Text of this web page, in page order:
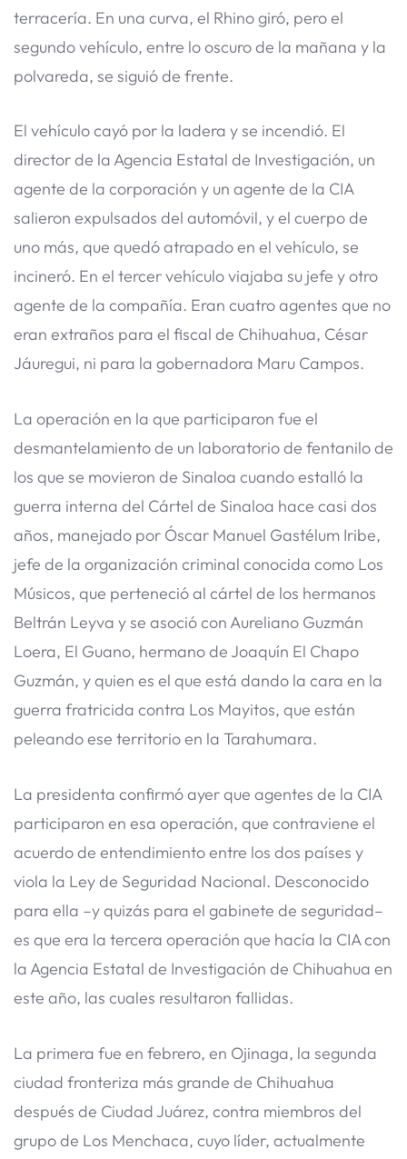
terracería. En una curva, el Rhino giró, pero el
segundo vehículo, entre lo oscuro de la mañana y la
polvareda, se siguió de frente.
El vehículo cayó por la ladera y se incendió. El
director de la Agencia Estatal de Investigación, un
agente de la corporación y un agente de la CIA
salieron expulsados del automóvil, y el cuerpo de
uno más, que quedó atrapado en el vehículo, se
incineró. En el tercer vehículo viajaba su jefe y otro
agente de la compañía. Eran cuatro agentes que no
eran extraños para el fiscal de Chihuahua, César
Jáuregui, ni para la gobernadora Maru Campos.
La operación en la que participaron fue el
desmantelamiento de un laboratorio de fentanilo de
los que se movieron de Sinaloa cuando estalló la
guerra interna del Cártel de Sinaloa hace casi dos
años, manejado por Óscar Manuel Gastélum Iribe,
jefe de la organización criminal conocida como Los
Músicos, que perteneció al cártel de los hermanos
Beltrán Leyva y se asoció con Aureliano Guzmán
Loera, El Guano, hermano de Joaquín El Chapo
Guzmán, y quien es el que está dando la cara en la
guerra fratricida contra Los Mayitos, que están
peleando ese territorio en la Tarahumara.
La presidenta confirmó ayer que agentes de la CIA
participaron en esa operación, que contraviene el
acuerdo de entendimiento entre los dos países y
viola la Ley de Seguridad Nacional. Desconocido
para ella –y quizás para el gabinete de seguridad–
es que era la tercera operación que hacía la CIA con
la Agencia Estatal de Investigación de Chihuahua en
este año, las cuales resultaron fallidas.
La primera fue en febrero, en Ojinaga, la segunda
ciudad fronteriza más grande de Chihuahua
después de Ciudad Juárez, contra miembros del
grupo de Los Menchaca, cuyo líder, actualmente